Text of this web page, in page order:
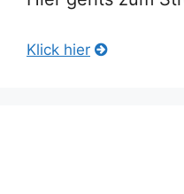
Klick hier